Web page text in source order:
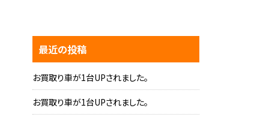
最近の投稿
お買取り車が1台UPされました。
お買取り車が1台UPされました。